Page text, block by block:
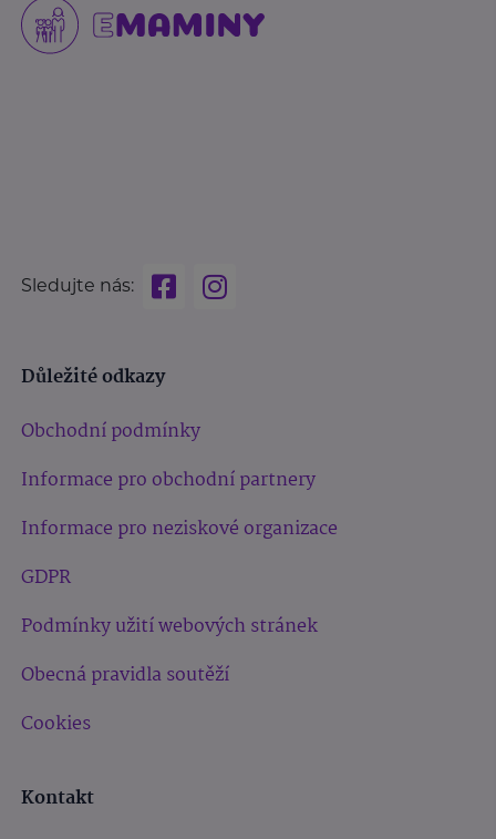
Sledujte nás:
Důležité odkazy
Obchodní podmínky
Informace pro obchodní partnery
Informace pro neziskové organizace
GDPR
Podmínky užití webových stránek
Obecná pravidla soutěží
Cookies
Kontakt